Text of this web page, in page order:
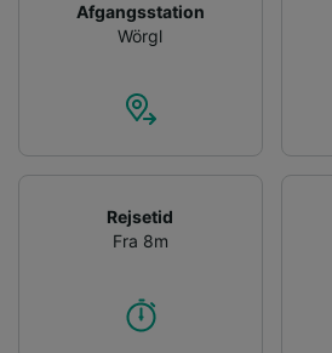
Afgangsstation
Wörgl
Rejsetid
Fra 8m